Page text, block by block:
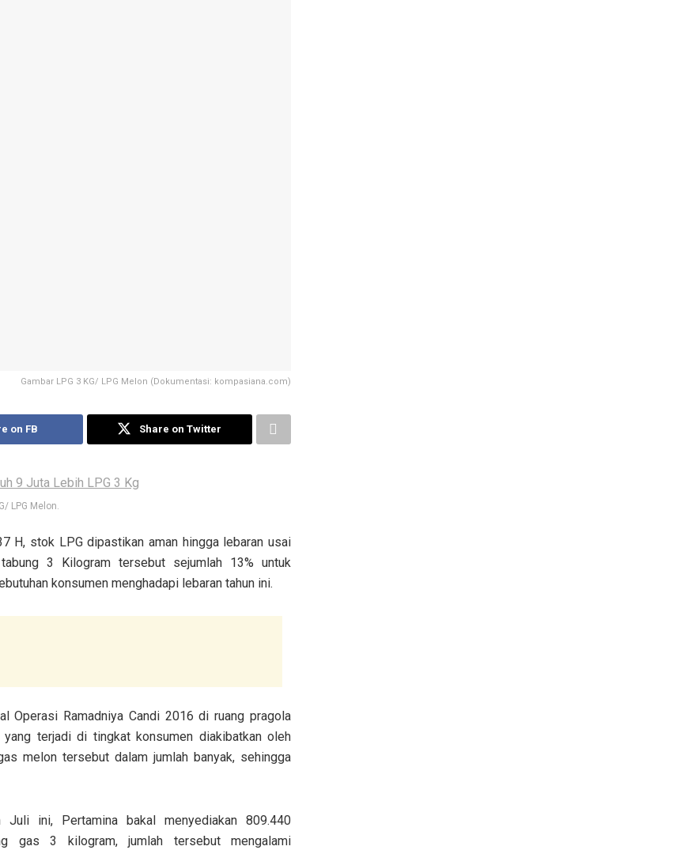
Gambar LPG 3 KG/ LPG Melon (Dokumentasi: kompasiana.com)
on FB Share on Twitter
LPG Melon.
H, stok LPG dipastikan aman hingga lebaran usai
3 Kilogram tersebut sejumlah 13% untuk
konsumen menghadapi lebaran tahun ini.
Operasi Ramadniya Candi 2016 di ruang pragola
terjadi di tingkat konsumen diakibatkan oleh
melon tersebut dalam jumlah banyak, sehingga
Juli ini, Pertamina bakal menyediakan 809.440
gas 3 kilogram, jumlah tersebut mengalami